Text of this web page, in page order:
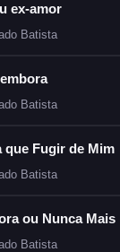
ex-amor
Batista
Batista
que Fugir de Mim
Batista
ou Nunca Mais
Batista